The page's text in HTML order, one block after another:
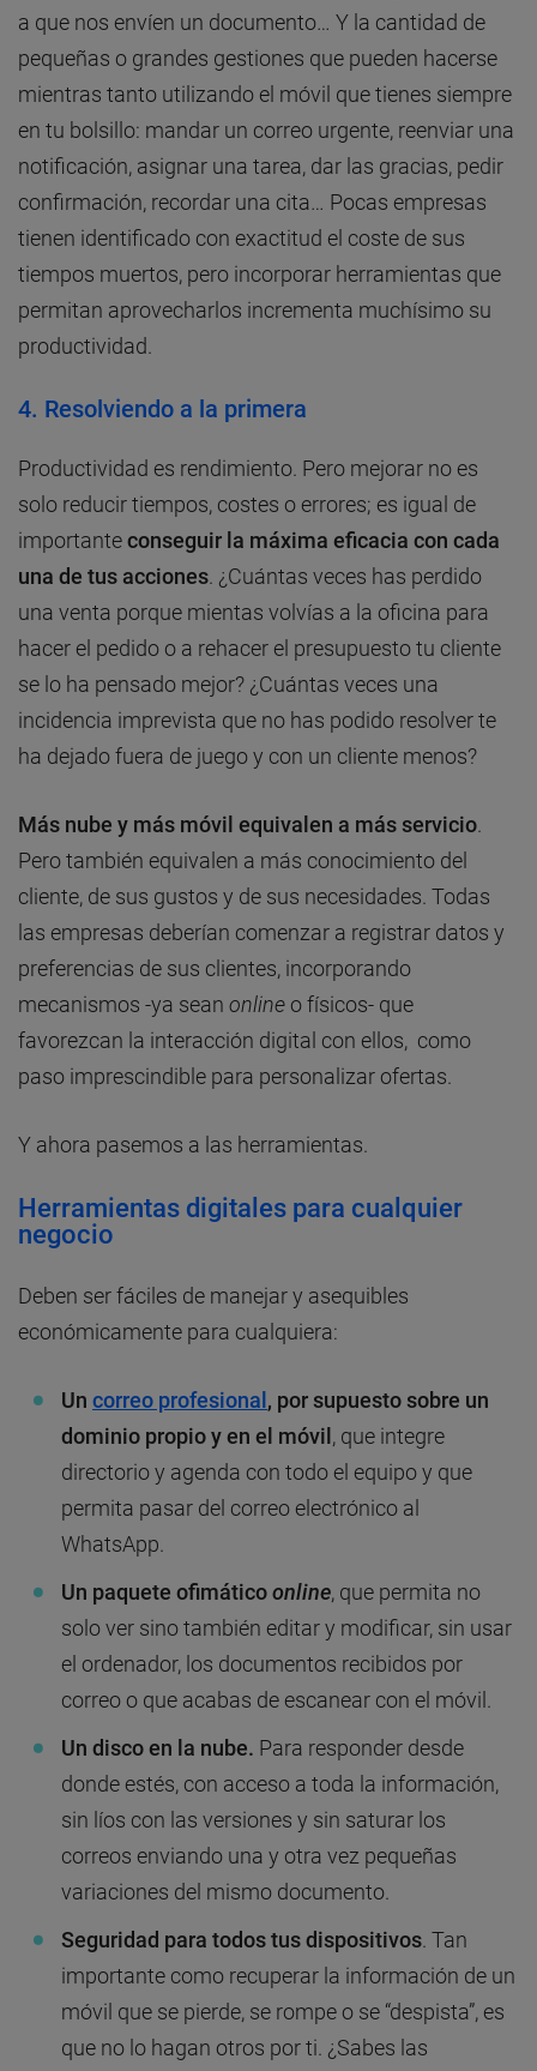
a que nos envíen un documento… Y la cantidad de
pequeñas o grandes gestiones que pueden hacerse
mientras tanto utilizando el móvil que tienes siempre
en tu bolsillo: mandar un correo urgente, reenviar una
notificación, asignar una tarea, dar las gracias, pedir
confirmación, recordar una cita… Pocas empresas
tienen identificado con exactitud el coste de sus
tiempos muertos, pero incorporar herramientas que
permitan aprovecharlos incrementa muchísimo su
productividad.
4. Resolviendo a la primera
Productividad es rendimiento. Pero mejorar no es
solo reducir tiempos, costes o errores; es igual de
importanteconseguir la máxima eficacia con cada
una de tus acciones . ¿Cuántas veces has perdido
una venta porque mientas volvías a la oficina para
hacer el pedido o a rehacer el presupuesto tu cliente
se lo ha pensado mejor? ¿Cuántas veces una
incidencia imprevista que no has podido resolver te
ha dejado fuera de juego y con un cliente menos?
Más nube y más móvil equivalen a más servicio
Pero también equivalen a más conocimiento del
cliente, de sus gustos y de sus necesidades. Todas
las empresas deberían comenzar a registrar datos y
preferencias de sus clientes, incorporando
mecanismos -ya sean online o físicos- que
favorezcan la interacción digital con ellos, como
paso imprescindible para personalizar ofertas.
Y ahora pasemos a las herramientas.
Herramientas digitales para cualquier
negocio
Deben ser fáciles de manejar y asequibles
económicamente para cualquiera:
Un correo profesional, por supuesto sobre un
dominio propio y en el móvil, que integre
directorio y agenda con todo el equipo y que
permita pasar del correo electrónico al
WhatsApp.
Un paquete ofimáticoonline, que permita no
solo ver sino también editar y modificar, sin usar
el ordenador, los documentos recibidos por
correo o que acabas de escanear con el móvil.
Un disco en la nube. Para responder desde
donde estés, con acceso a toda la información,
sin líos con las versiones y sin saturar los
correos enviando una y otra vez pequeñas
variaciones del mismo documento.
Seguridad para todos tus dispositivos . Tan
importante como recuperar la información de un
móvil que se pierde, se rompe o se “despista”, es
que no lo hagan otros por ti. ¿Sabes las